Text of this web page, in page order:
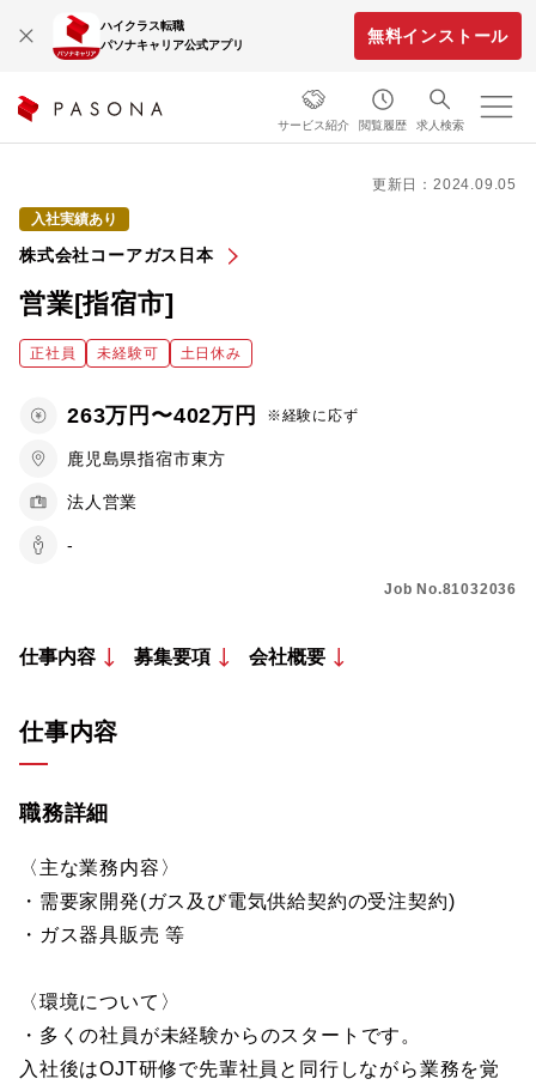
ハイクラス転職
パソナキャリア公式アプリ
無料インストール
サービス紹介 閲覧履歴 求人検索
更新日：2024.09.05
入社実績あり
株式会社コーアガス日本
営業[指宿市]
正社員 未経験可 土日休み
263万円〜402万円 ※経験に応ず
鹿児島県指宿市東方
法人営業
-
Job No.81032036
仕事内容 募集要項 会社概要
仕事内容
職務詳細
〈主な業務内容〉
・需要家開発(ガス及び電気供給契約の受注契約)
・ガス器具販売 等
〈環境について〉
・多くの社員が未経験からのスタートです。
入社後はOJT研修で先輩社員と同行しながら業務を覚